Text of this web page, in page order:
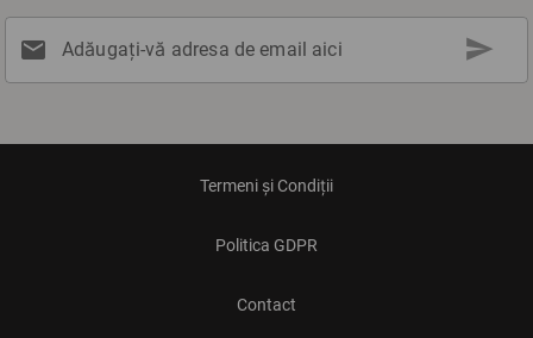
mail Adăugați-vă adresa de email aici send
Termeni și Condiții
Politica GDPR
Contact